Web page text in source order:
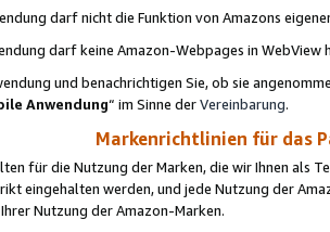
darf nicht die Funktion von Amazons
darf keine Amazon-Webpages in WebView
und benachrichtigen Sie, ob sie
Anwendung“ im Sinne derVereinbarung.
Markenrichtlinien für das
für die Nutzung der Marken, die wir Ihnen als
eingehalten werden, und jede Nutzung der
Nutzung der Amazon-Marken.